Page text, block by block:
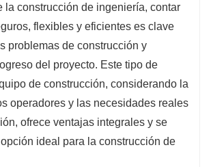
la construcción de ingeniería, contar
flexibles y eficientes es clave
problemas de construcción y
del proyecto. Este tipo de
de construcción, considerando la
operadores y las necesidades reales
ofrece ventajas integrales y se
ideal para la construcción de